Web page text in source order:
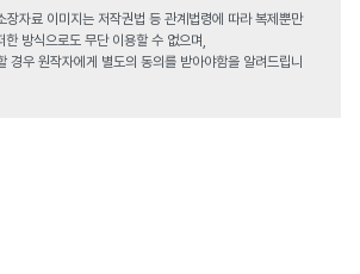
장자료 이미지는 저작권법 등 관계법령에 따라 복제뿐만
방식으로도 무단 이용할 수 없으며,
경우 원작자에게 별도의 동의를 받아야함을 알려드립니